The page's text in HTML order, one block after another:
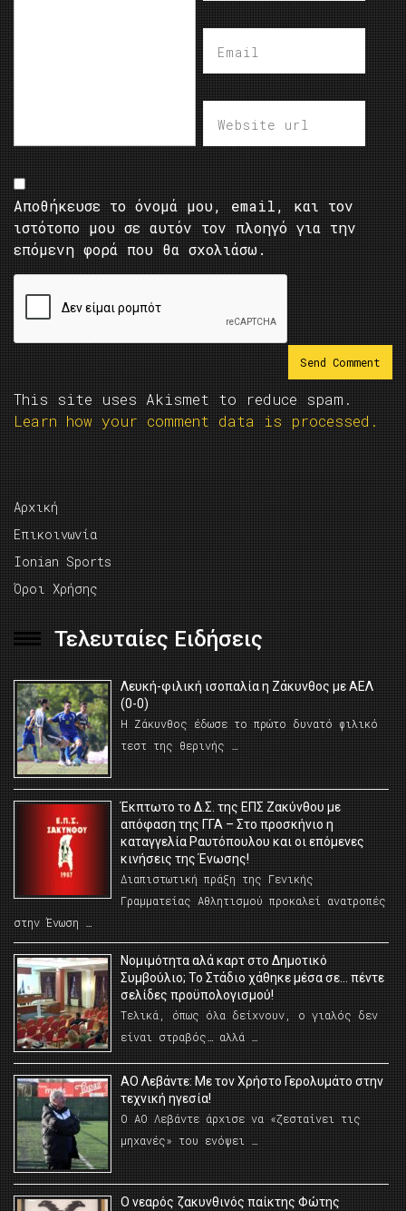
Αποθήκευσε το όνομά μου, email, και τον
ιστότοπο μου σε αυτόν τον πλοηγό για την
επόμενη φορά που θα σχολιάσω.
This site uses Akismet to reduce spam.
Learn how your comment data is processed.
Αρχική
Επικοινωνία
Ionian Sports
Όροι Χρήσης
Τελευταίες Ειδήσεις
Λευκή-φιλική ισοπαλία η Ζάκυνθος με ΑΕΛ
(0-0)
Η Ζάκυνθος έδωσε το πρώτο δυνατό φιλικό
τεστ της θερινής …
Έκπτωτο το Δ.Σ. της ΕΠΣ Ζακύνθου με
απόφαση της ΓΓΑ – Στο προσκήνιο η
καταγγελία Ραυτόπουλου και οι επόμενες
κινήσεις της Ένωσης!
Διαπιστωτική πράξη της Γενικής
Γραμματείας Αθλητισμού προκαλεί ανατροπές
στην Ένωση …
Νομιμότητα αλά καρτ στο Δημοτικό
Συμβούλιο; Το Στάδιο χάθηκε μέσα σε… πέντε
σελίδες προϋπολογισμού!
Τελικά, όπως όλα δείχνουν, ο γιαλός δεν
είναι στραβός… αλλά …
ΑΟ Λεβάντε: Με τον Χρήστο Γερολυμάτο στην
τεχνική ηγεσία!
Ο ΑΟ Λεβάντε άρχισε να «ζεσταίνει τις
μηχανές» του ενόψει …
O νεαρός ζακυνθινός παίκτης Φώτης